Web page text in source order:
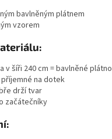
bavlněným plátnem
vzorem
v šíři 240 cm = bavlněné plátno
na dotek
drží tvar
začátečníky